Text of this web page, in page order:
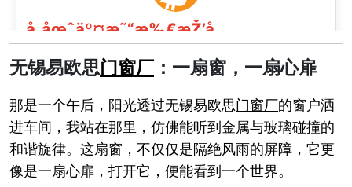
无锡易欧思门窗厂 ：一扇窗，一扇心扉
那是一个午后，阳光透过无锡易欧思门窗厂的窗户洒
进车间，我站在那里，仿佛能听到金属与玻璃碰撞的
和谐旋律。这扇窗，不仅仅是隔绝风雨的屏障，它更
像是一扇心扉，打开它，便能看到一个世界。